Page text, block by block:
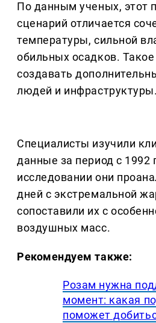
По данным ученых, этот
сценарий отличается
температуры, сильной
обильных осадков.
создавать
людей и инфраструктуры.
Специалисты изучили
данные за период с 1992
исследовании они
дней с экстремальной
сопоставили их с
воздушных масс.
Рекомендуем также:
Розам нужна
момент: какая
поможет